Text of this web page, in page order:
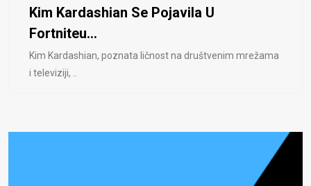
Kim Kardashian Se Pojavila U
Fortniteu...
Kim Kardashian, poznata ličnost na društvenim mrežama
i televiziji, ..